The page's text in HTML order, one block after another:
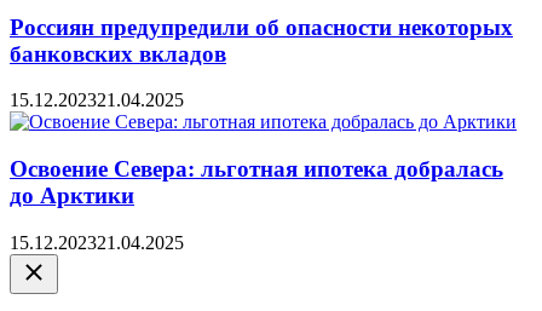
Россиян предупредили об опасности некоторых
банковских вкладов
15.12.202321.04.2025
Освоение Севера: льготная ипотека добралась
до Арктики
15.12.202321.04.2025
Закрыть